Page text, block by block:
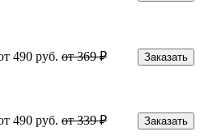
490 руб. от 369 ₽ Заказать
490 руб. от 339 ₽ Заказать